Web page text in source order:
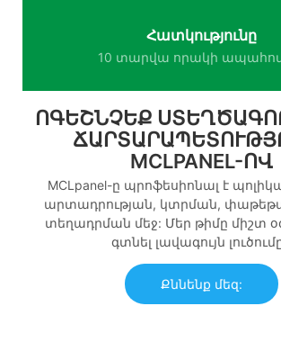
Հատկությունը
10 տարվա որակի
ՈԳԵՇՆՉԵՔ
MCLPANEL-ՈՎ
MCLpanel-ը պրոֆեսիոնալ է
արտադրության, կտրման,
տեղադրման մեջ: Մեր թիմը միշտ
գտնել լավագույն
Քննենք մեզ: